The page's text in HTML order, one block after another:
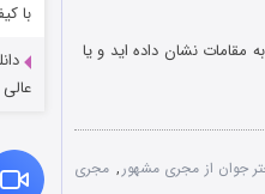
شعبه 78 دادگاه کیفری استان را به مقامات نشان داده اید و یا
جوان از مجری مشهور , مجری
با
عالی 1080p BluRay